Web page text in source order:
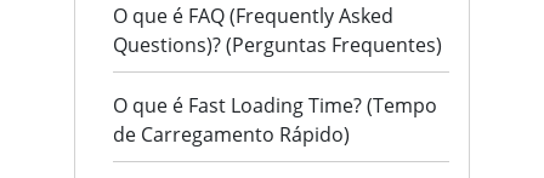
O que é FAQ (Frequently Asked
Questions)? (Perguntas Frequentes)
O que é Fast Loading Time? (Tempo
de Carregamento Rápido)